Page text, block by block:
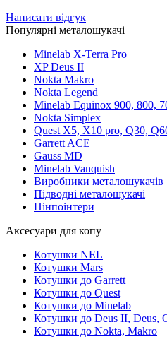
Написати відгук
Популярні металошукачі
Minelab X-Terra Pro
XP Deus II
Nokta Makro
Nokta Legend
Minelab Equinox 900, 800,
Nokta Simplex
Quest X5, X10 pro, Q30,
Garrett ACE
Gauss MD
Minelab Vanquish
Виробники металошукачів
Підводні металошукачі
Пінпоінтери
Аксесуари для копу
Котушки NEL
Котушки Mars
Котушки до Garrett
Котушки до Quest
Котушки до Minelab
Котушки до Deus II, Deus,
Котушки до Nokta, Makro